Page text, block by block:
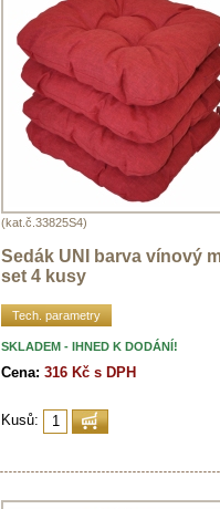
(kat.č.33825S4)
Sedák UNI barva vínový
set 4 kusy
Tech. parametry
SKLADEM - IHNED K DODÁNÍ!
Cena: 316 Kč s DPH
Kusů: